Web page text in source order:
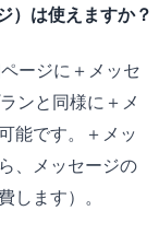
）は使えますか？
ージに＋メッセ
ンと同様に＋メ
能です。＋メッ
、メッセージの
ます）。